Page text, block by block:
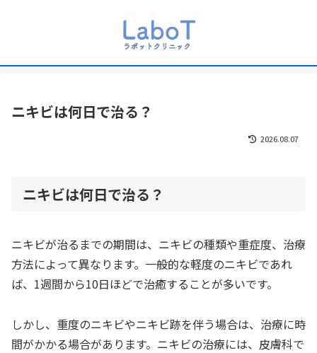
ニキビは何日で治る？
2026.08.07
ニキビは何日で治る？
ニキビが治るまでの期間は、ニキビの種類や重症度、治療
方法によって異なります。一般的な軽度のニキビであれ
ば、1週間から10日ほどで治癒することが多いです。
しかし、重度のニキビやニキビ跡を伴う場合は、治療に時
間がかかる場合があります。ニキビの治療には、皮膚科で